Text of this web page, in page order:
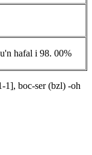
hafal i 98. 00%
1], boc-ser (bzl) -oh